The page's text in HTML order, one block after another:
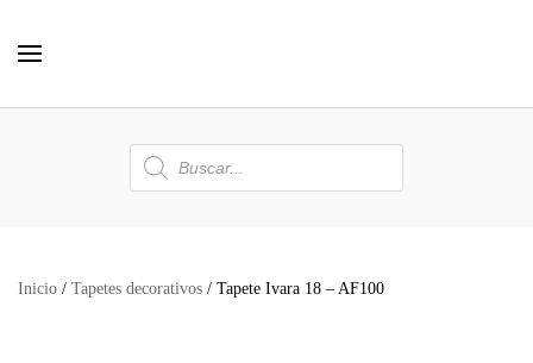
Búsqueda
de
productos
Inicio / Tapetes decorativos / Tapete Ivara 18 – AF100